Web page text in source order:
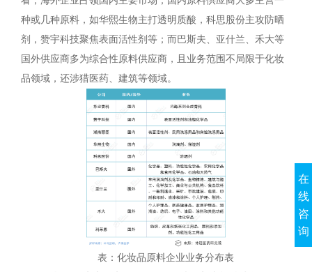
种或几种原料，如华熙生物主打透明质酸，科思股份主攻防晒
剂，赞宇科技聚焦表面活性剂等；而巴斯夫、亚什兰、禾大等
国外供应商多为综合性原料供应商，且业务范围不局限于化妆
品领域，还涉猎医药、建筑等领域。
表：化妆品原料企业业务分布表
在
线
咨
询